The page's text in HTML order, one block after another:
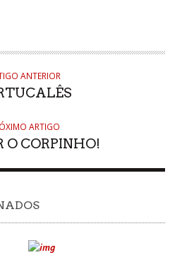
ANTERIOR
ARTIGO
O CORPINHO!